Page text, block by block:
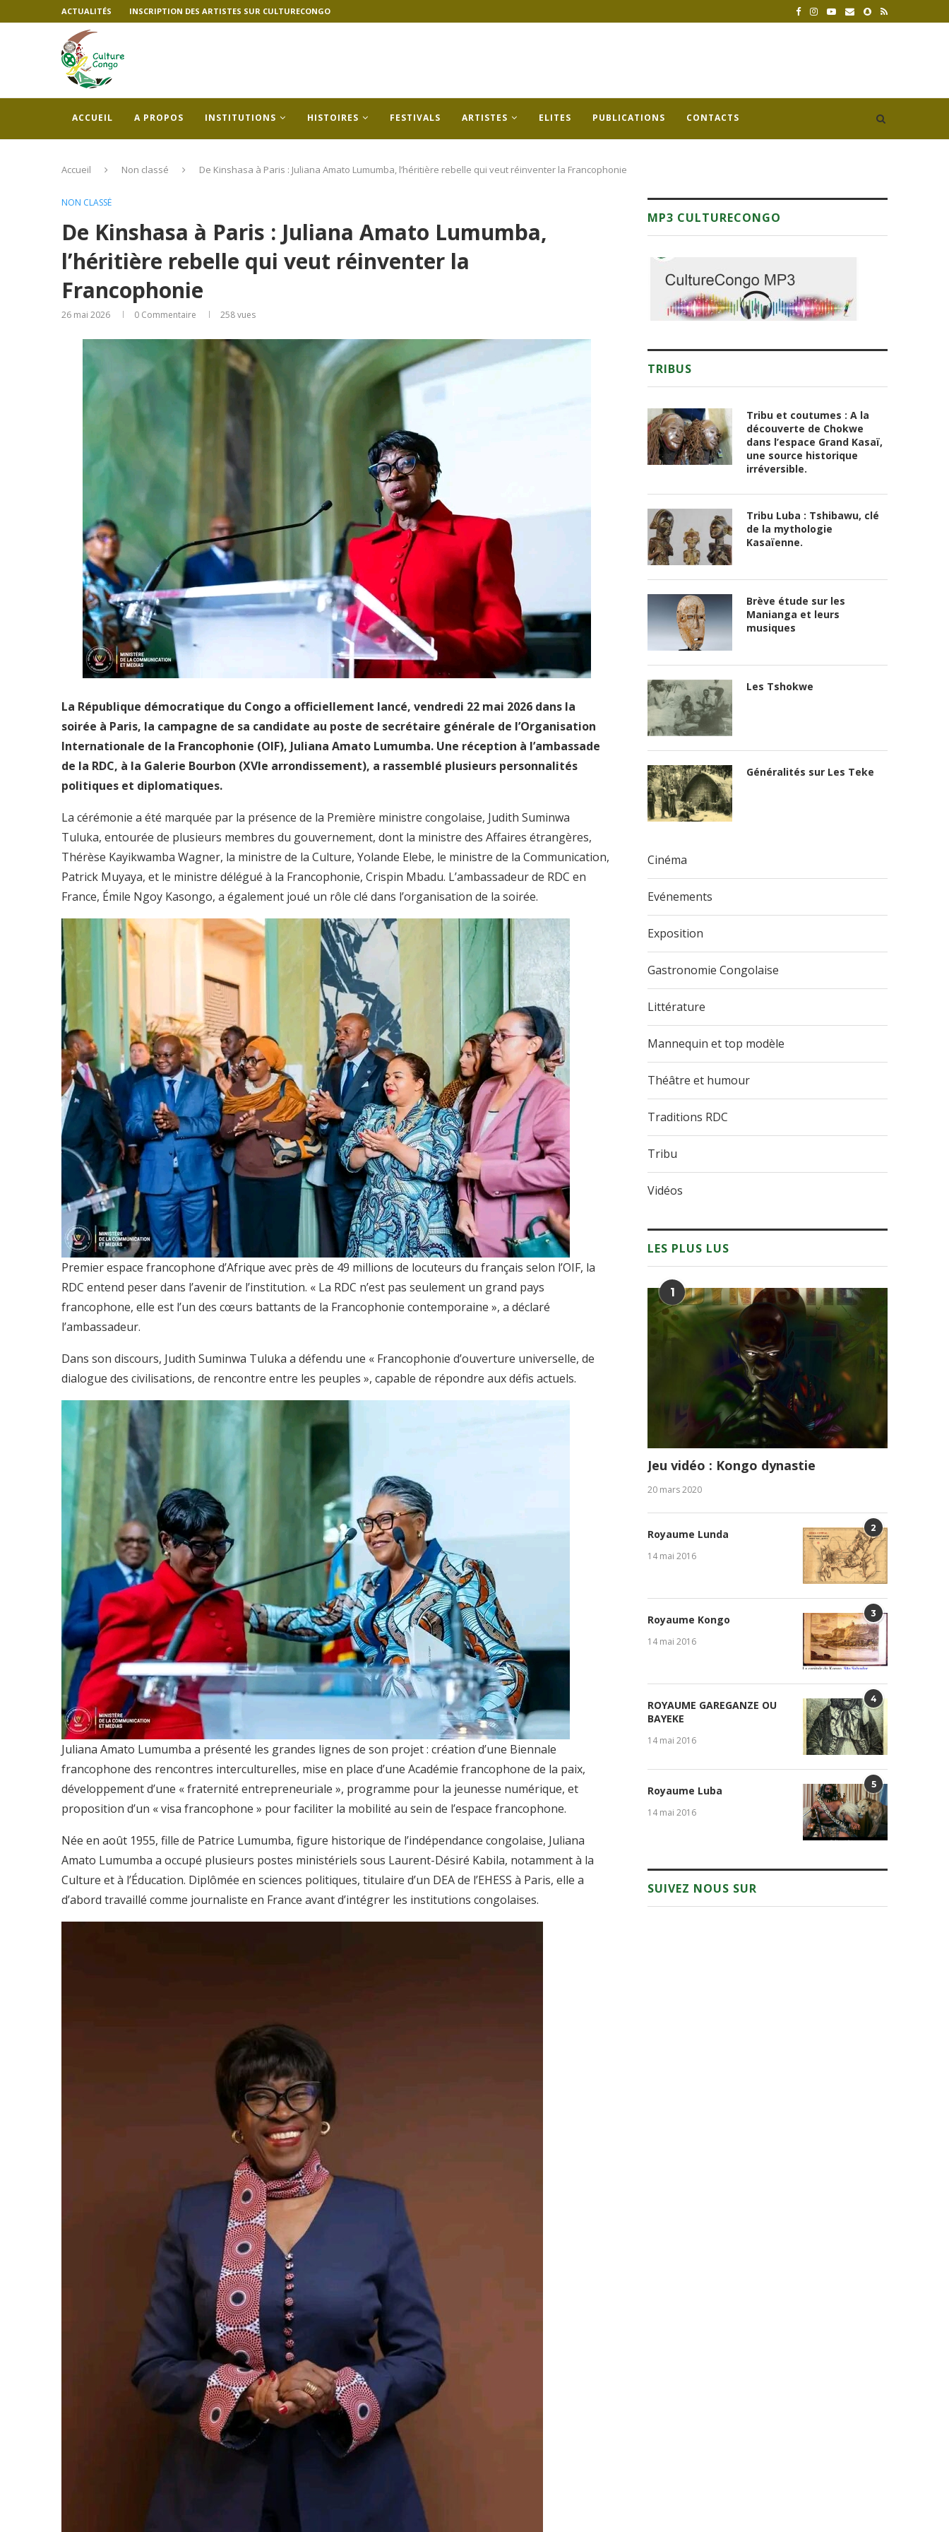
ACTUALITÉS INSCRIPTION DES ARTISTES SUR CULTURECONGO
ACCUEIL A PROPOS INSTITUTIONS HISTOIRES FESTIVALS ARTISTES ELITES PUBLICATIONS CONTACTS
Accueil Non classé De Kinshasa à Paris : Juliana Amato Lumumba, l’héritière rebelle qui veut réinventer la Francophonie
NON CLASSÉ
De Kinshasa à Paris : Juliana Amato Lumumba,
l’héritière rebelle qui veut réinventer la
Francophonie
26 mai 2026 0 Commentaire 258vues
La République démocratique du Congo a officiellement lancé, vendredi 22 mai 2026 dans la
soirée à Paris, la campagne de sa candidate au poste de secrétaire générale de l’Organisation
Internationale de la Francophonie (OIF), Juliana Amato Lumumba. Une réception à l’ambassade
de la RDC, à la Galerie Bourbon (XVIe arrondissement), a rassemblé plusieurs personnalités
politiques et diplomatiques.
La cérémonie a été marquée par la présence de la Première ministre congolaise, Judith Suminwa
Tuluka, entourée de plusieurs membres du gouvernement, dont la ministre des Affaires étrangères,
Thérèse Kayikwamba Wagner, la ministre de la Culture, Yolande Elebe, le ministre de la Communication,
Patrick Muyaya, et le ministre délégué à la Francophonie, Crispin Mbadu. L’ambassadeur de RDC en
France, Émile Ngoy Kasongo, a également joué un rôle clé dans l’organisation de la soirée.
Premier espace francophone d’Afrique avec près de 49 millions de locuteurs du français selon l’OIF, la
RDC entend peser dans l’avenir de l’institution. « La RDC n’est pas seulement un grand pays
francophone, elle est l’un des cœurs battants de la Francophonie contemporaine », a déclaré
l’ambassadeur.
Dans son discours, Judith Suminwa Tuluka a défendu une « Francophonie d’ouverture universelle, de
dialogue des civilisations, de rencontre entre les peuples », capable de répondre aux défis actuels.
Juliana Amato Lumumba a présenté les grandes lignes de son projet : création d’une Biennale
francophone des rencontres interculturelles, mise en place d’une Académie francophone de la paix,
développement d’une « fraternité entrepreneuriale », programme pour la jeunesse numérique, et
proposition d’un « visa francophone » pour faciliter la mobilité au sein de l’espace francophone.
Née en août 1955, fille de Patrice Lumumba, figure historique de l’indépendance congolaise, Juliana
Amato Lumumba a occupé plusieurs postes ministériels sous Laurent-Désiré Kabila, notamment à la
Culture et à l’Éducation. Diplômée en sciences politiques, titulaire d’un DEA de l’EHESS à Paris, elle a
d’abord travaillé comme journaliste en France avant d’intégrer les institutions congolaises.
MP3 CULTURECONGO
TRIBUS
Tribu et coutumes : A la
découverte de Chokwe
dans l’espace Grand Kasaï,
une source historique
irréversible.
Tribu Luba : Tshibawu, clé
de la mythologie
Kasaïenne.
Brève étude sur les
Manianga et leurs
musiques
Les Tshokwe
Généralités sur Les Teke
Cinéma
Evénements
Exposition
Gastronomie Congolaise
Littérature
Mannequin et top modèle
Théâtre et humour
Traditions RDC
Tribu
Vidéos
LES PLUS LUS
1
Jeu vidéo : Kongo dynastie
20 mars 2020
2
Royaume Lunda
14 mai 2016
3
Royaume Kongo
14 mai 2016
4
ROYAUME GAREGANZE OU
BAYEKE
14 mai 2016
5
Royaume Luba
14 mai 2016
SUIVEZ NOUS SUR